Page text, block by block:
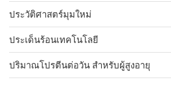
ประวัติศาสตร์มุมใหม่
ประเด็นร้อนเทคโนโลยี
ปริมาณโปรตีนต่อวัน สำหรับผู้สูงอายุ